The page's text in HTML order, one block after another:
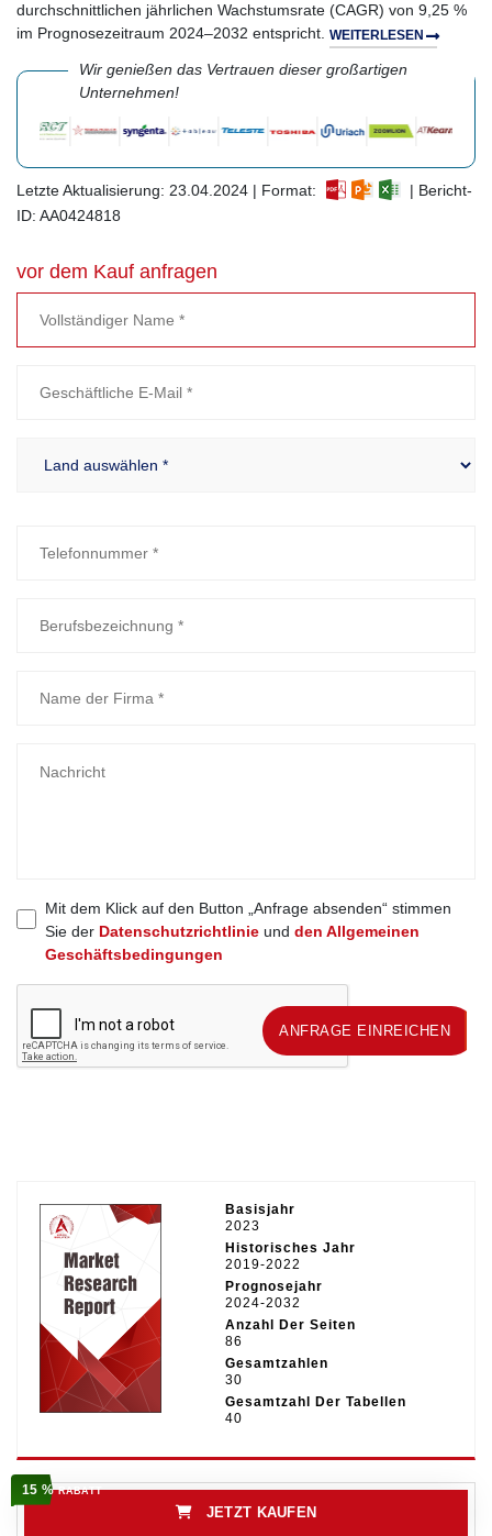
durchschnittlichen jährlichen Wachstumsrate (CAGR) von 9,25 %
im Prognosezeitraum 2024–2032 entspricht. WEITERLESEN
Wir genießen das Vertrauen dieser großartigen
Unternehmen!
Letzte Aktualisierung: 23.04.2024 | Format:
| Bericht-
ID: AA0424818
vor dem Kauf anfragen
Mit dem Klick auf den Button „Anfrage absenden“ stimmen
Sie der Datenschutzrichtlinieund den Allgemeinen
Geschäftsbedingungen
ANFRAGE EINREICHEN ANFRAGE EINREICHEN
Basisjahr
2023
Historisches Jahr
2019-2022
Prognosejahr
2024-2032
Anzahl Der Seiten
86
Gesamtzahlen
30
Gesamtzahl Der Tabellen
40
15 %RABATT
JETZT KAUFEN